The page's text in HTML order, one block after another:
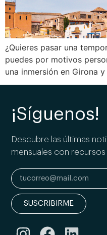
¿Quieres pasar una
puedes por motivos
una inmersión en Girona
¡Síguenos!
Descubre las últimas
mensuales con recursos
SUSCRIBIRME